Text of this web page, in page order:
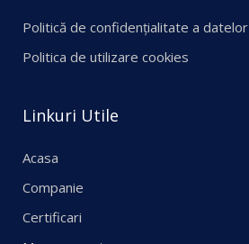
Politică de confidențialitate a datelor
Politica de utilizare cookies
Linkuri Utile
Acasa
Companie
Certificari